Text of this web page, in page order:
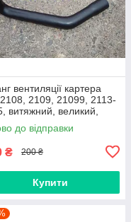
вентиляції картера
2109, 21099, 2113-
витяжний, великий,
до відправки
₴ 200 ₴
Купити